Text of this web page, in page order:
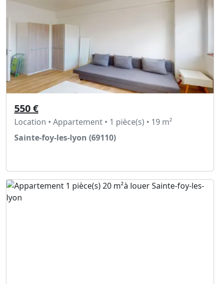
550 €
Location • Appartement • 1 pièce(s) • 19 m²
Sainte-foy-les-lyon (69110)